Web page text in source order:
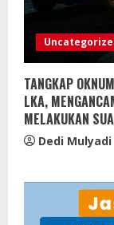
TANGKAP
LKA,
MELAKUKAN
Dedi Mulyadi